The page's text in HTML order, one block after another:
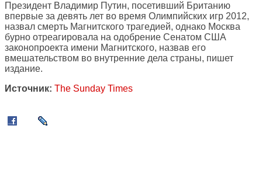
Президент Владимир Путин, посетивший Британию
впервые за девять лет во время Олимпийских игр 2012,
назвал смерть Магнитского трагедией, однако Москва
бурно отреагировала на одобрение Сенатом США
законопроекта имени Магнитского, назвав его
вмешательством во внутренние дела страны, пишет
издание.
Источник: The Sunday Times